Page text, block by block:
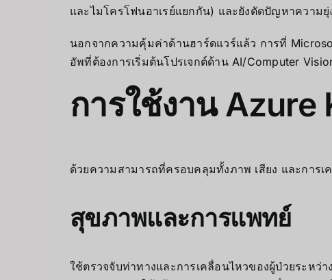
และไมโครโฟนอาเรย์แยกกัน) และยังตัดปัญหาความ
นอกจากความคุ้มค่าด้านฮาร์ดแวร์แล้ว การที่
อัพที่ต้องการเริ่มต้นโปรเจกต์ด้าน AI/Computer
การใช้งาน Azure
ด้วยความสามารถที่ครอบคลุมทั้งภาพ เสียง และการ
สุขภาพและการแพทย์
ใช้ตรวจจับท่าทางและการเคลื่อนไหวของผู้ป่วยระห